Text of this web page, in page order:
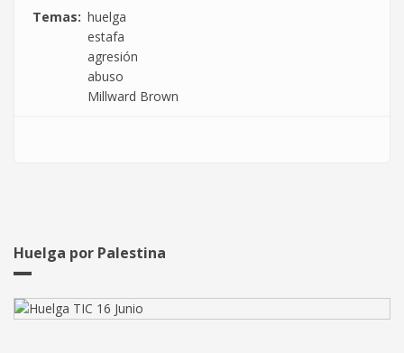
Temas
huelga
estafa
agresión
abuso
Millward Brown
Huelga por Palestina